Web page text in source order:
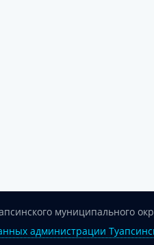
муниципального
администрации